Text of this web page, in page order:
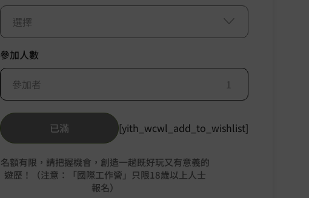
選擇
參加人數
參加者
已滿 [yith_wcwl_add_to_wishlist]
名額有限，請把握機會，創造一趟既好玩又有意義的
遊歷！（注意：「國際工作營」只限18歲以上人士
報名）